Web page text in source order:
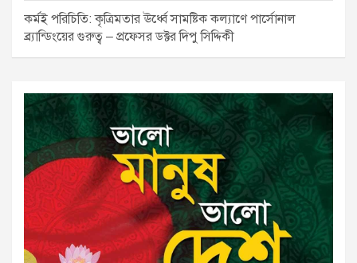
কর্মই পরিচিতি: কৃত্রিমতার ঊর্ধ্বে সামষ্টিক কল্যাণে পার্সোনাল
ব্র্যান্ডিংয়ের গুরুত্ব – প্রফেসর ডক্টর দিপু সিদ্দিকী